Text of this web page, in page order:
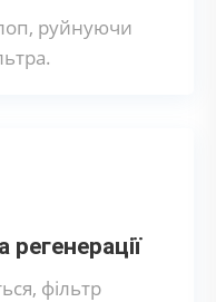
руйнуючи
фільтр